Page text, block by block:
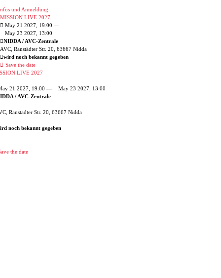
und Anmeldung
MISSION LIVE 2027
May 21 2027, 19:00 —
May 23 2027, 13:00
NIDDA / AVC-Zentrale
AVC, Ranstädter Str. 20, 63667 Nidda
wird noch bekannt gegeben
Save the date
LIVE 2027
21 2027, 19:00 —
May 23 2027, 13:00
/ AVC-Zentrale
Ranstädter Str. 20, 63667 Nidda
noch bekannt gegeben
the date